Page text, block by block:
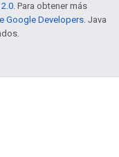
. Para obtener más
Google Developers. Java